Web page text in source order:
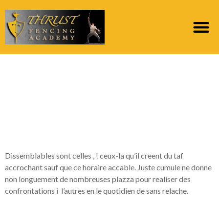
Dissemblables sont celles , ! ceux-la qu’il creent du taf
accrochant sauf que ce horaire accable. Juste cumule ne donne
non longuement de nombreuses plazza pour realiser des
confrontations i l’autres en le quotidien de sans relache.